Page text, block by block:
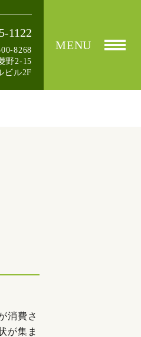
1122
8268
野2-15
ビル2F
MENU
消費さ
が集ま